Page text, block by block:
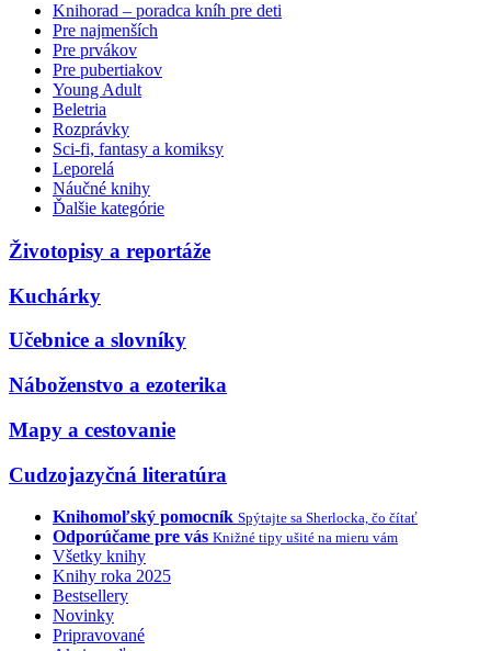
Knihorad – poradca kníh pre deti
Pre najmenších
Pre prvákov
Pre pubertiakov
Young Adult
Beletria
Rozprávky
Sci-fi, fantasy a komiksy
Leporelá
Náučné knihy
Ďalšie kategórie
Životopisy a reportáže
Kuchárky
Učebnice a slovníky
Náboženstvo a ezoterika
Mapy a cestovanie
Cudzojazyčná literatúra
Knihomoľský pomocník Spýtajte sa Sherlocka, čo čítať
Odporúčame pre vás Knižné tipy ušité na mieru vám
Všetky knihy
Knihy roka 2025
Bestsellery
Novinky
Pripravované